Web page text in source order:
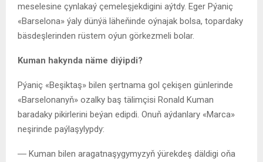
meselesine çynlakaý çemeleşjekdigini aýtdy. Eger Pýaniç
«Barselona» ýaly dünýä läheňinde oýnajak bolsa, topardaky
bäsdeşlerinden rüstem oýun görkezmeli bolar.
Kuman hakynda näme diýipdi?
Pýaniç «Beşiktaş» bilen şertnama gol çekişen günlerinde
«Barselonanyň» ozalky baş tälimçisi Ronald Kuman
baradaky pikirlerini beýan edipdi. Onuň aýdanlary «Marca»
neşirinde paýlaşylypdy:
― Kuman bilen aragatnaşygymyzyň ýürekdeş däldigi oňa